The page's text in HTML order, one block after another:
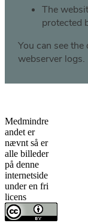
Medmindre
andet er
nævnt så er
alle billeder
på denne
internetside
under en fri
licens